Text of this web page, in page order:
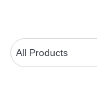
content